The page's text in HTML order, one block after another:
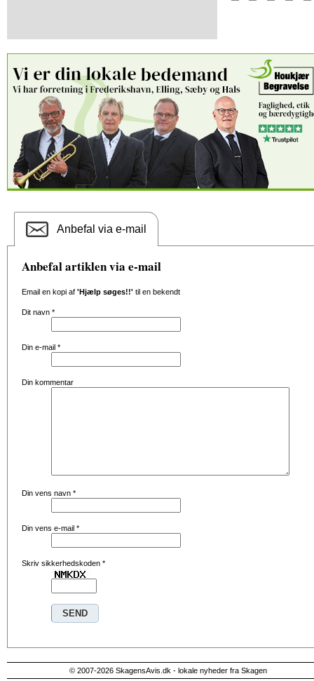
Anbefal via e-mail
Anbefal artiklen via e-mail
Email en kopi af 'Hjælp søges!!' til en bekendt
Dit navn *
Din e-mail *
Din kommentar
Din vens navn *
Din vens e-mail *
Skriv sikkerhedskoden *
© 2007-2026 SkagensAvis.dk - lokale nyheder fra Skagen